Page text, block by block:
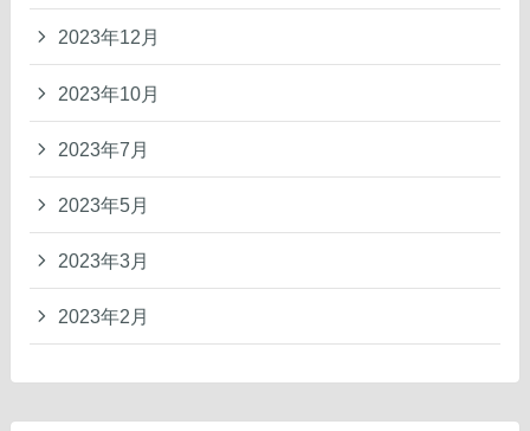
2023年12月
2023年10月
2023年7月
2023年5月
2023年3月
2023年2月